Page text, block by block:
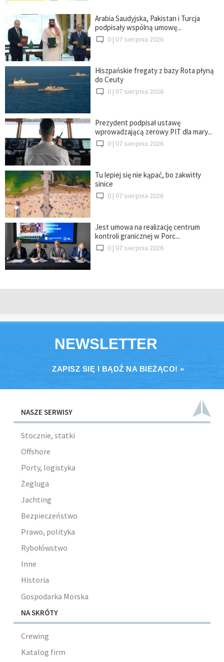
Arabia Saudyjska, Pakistan i Turcja
podpisały wspólną umowę...
0 | 07 sierpnia 2026
Hiszpańskie fregaty z bazy Rota płyną
do Ceuty
0 | 07 sierpnia 2026
Prezydent podpisał ustawę
wprowadzającą zerowy PIT dla mary...
0 | 07 sierpnia 2026
Tu lepiej się nie kąpać, bo zakwitły
sinice
0 | 07 sierpnia 2026
Jest umowa na realizację centrum
kontroli granicznej w Porc...
0 | 07 sierpnia 2026
NEWSLETTER
ZAPISZ SIĘ I BĄDŹ NA BIEŻĄCO! »
NASZE SERWISY
Stocznie, statki
Offshore
Porty, logistyka
Żegluga
Jachting
Bezpieczeństwo
Prawo, polityka
Rybołówstwo
Inne
Historia
Gospodarka Morska
NA SKRÓTY
Crewing
Katalog firm